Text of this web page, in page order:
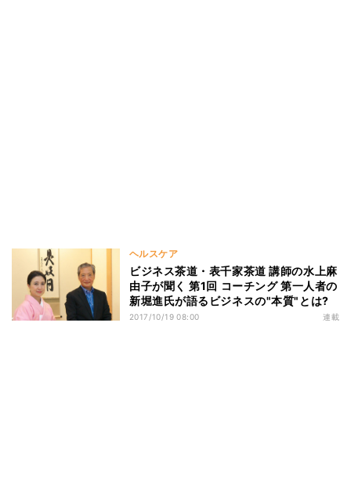
ヘルスケア
ビジネス茶道・表千家茶道 講師の水上麻
由子が聞く 第1回 コーチング 第一人者の
新堀進氏が語るビジネスの"本質"とは?
2017/10/19 08:00 連載